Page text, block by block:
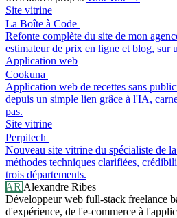
Site vitrine
La Boîte à Code
Refonte complète du site de mon
estimateur de prix en ligne et blog, sur
Application web
Cookuna
Application web de recettes sans
depuis un simple lien grâce à l'IA,
pas.
Site vitrine
Perpitech
Nouveau site vitrine du spécialiste de
méthodes techniques clarifiées,
trois départements.
AR Alexandre Ribes
Développeur web full-stack freelance
d'expérience, de l'e-commerce à